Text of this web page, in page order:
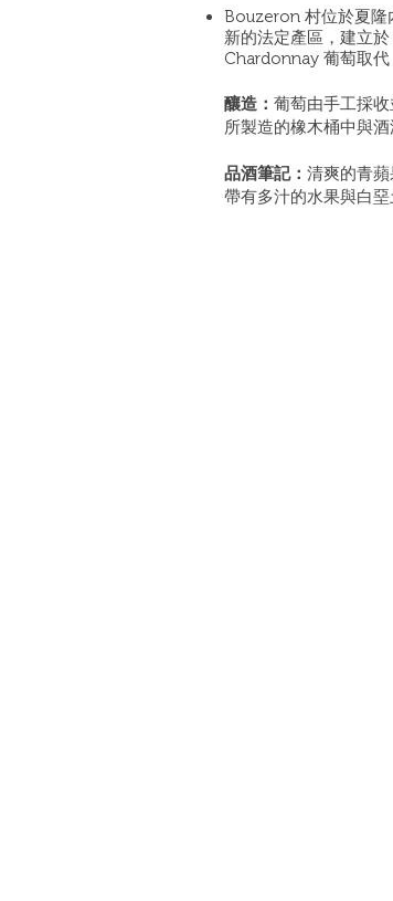
Bouzeron 村位於夏隆
新的法定產區，建立
Chardonnay 葡萄取代
釀造： 葡萄由手工採
所製造的橡木桶中與
品酒筆記： 清爽的青
帶有多汁的水果與白